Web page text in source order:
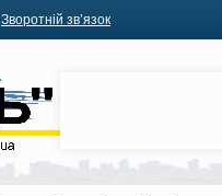
Зворотній зв’язок